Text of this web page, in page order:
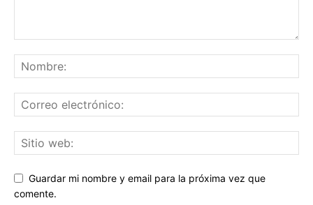
Guardar mi nombre y email para la próxima vez que
comente.